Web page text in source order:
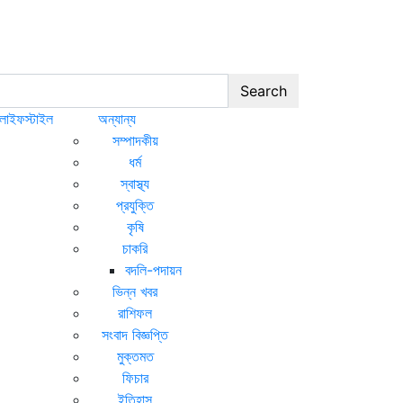
Search
অন্যান্য
সম্পাদকীয়
ধর্ম
স্বাস্থ্য
প্রযুক্তি
কৃষি
চাকরি
বদলি-পদায়ন
ভিন্ন খবর
রাশিফল
সংবাদ বিজ্ঞপ্তি
মুক্তমত
ফিচার
ইতিহাস